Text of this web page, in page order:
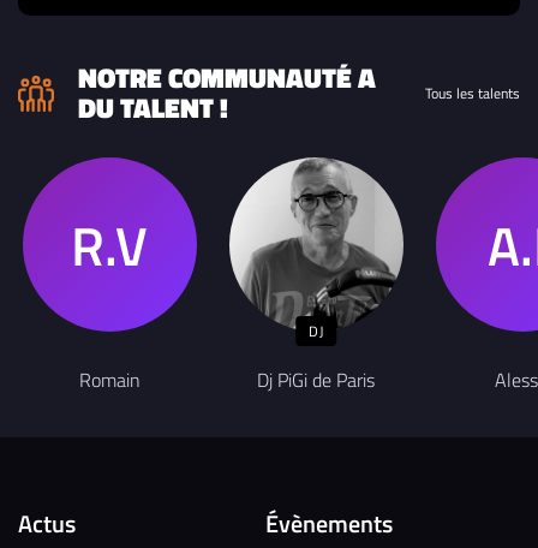
NOTRE COMMUNAUTÉ A
DU TALENT ! Tous les talents
Romain
DJ
Dj PiGi de Paris
Actus Évènements